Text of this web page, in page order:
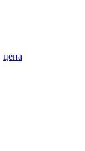
цена